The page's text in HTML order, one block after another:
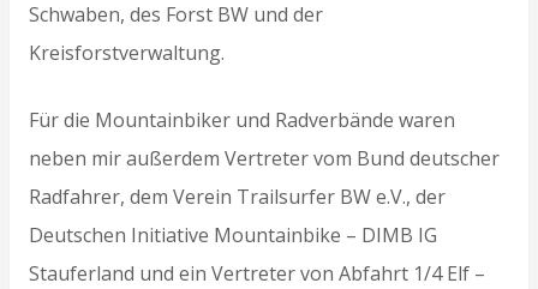
Schwaben, des Forst BW und der
Kreisforstverwaltung.
Für die Mountainbiker und Radverbände waren
neben mir außerdem Vertreter vom Bund deutscher
Radfahrer, dem Verein Trailsurfer BW e.V., der
Deutschen Initiative Mountainbike – DIMB IG
Stauferland und ein Vertreter von Abfahrt 1/4 Elf –